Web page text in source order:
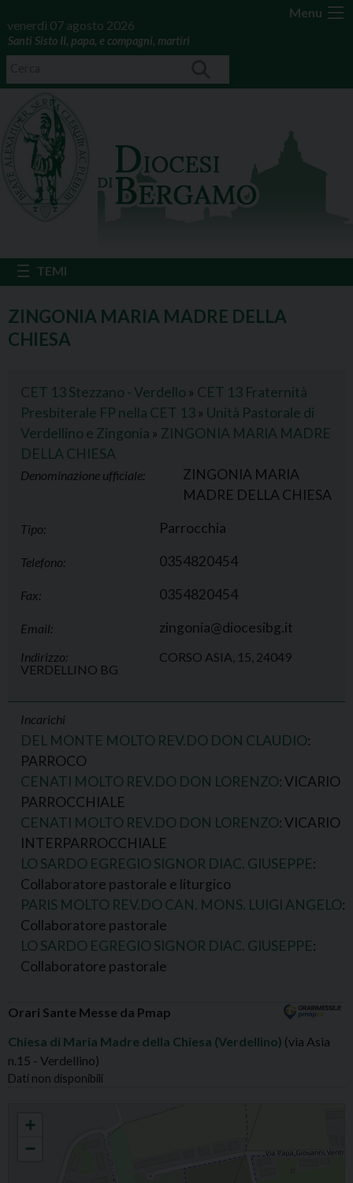
Menu
venerdì 07 agosto 2026
Santi Sisto II, papa, e compagni, martiri
ZINGONIA MARIA MADRE DELLA
CHIESA
CET 13 Stezzano - Verdello » CET 13 Fraternità
Presbiterale FP nella CET 13» Unità Pastorale di
Verdellino e Zingonia » ZINGONIA MARIA MADRE
DELLA CHIESA
Denominazione ufficiale:
ZINGONIA MARIA
MADRE DELLA CHIESA
Tipo: Parrocchia
Telefono: 0354820454
Fax: 0354820454
Email: zingonia@diocesibg.it
Indirizzo:
CORSO ASIA, 15, 24049
VERDELLINO BG
Incarichi
DEL MONTE MOLTO REV.DO DON CLAUDIO:
PARROCO
CENATI MOLTO REV.DO DON LORENZO: VICARIO
PARROCCHIALE
CENATI MOLTO REV.DO DON LORENZO: VICARIO
INTERPARROCCHIALE
LO SARDO EGREGIO SIGNOR DIAC. GIUSEPPE:
Collaboratore pastorale e liturgico
PARIS MOLTO REV.DO CAN. MONS. LUIGI ANGELO:
Collaboratore pastorale
LO SARDO EGREGIO SIGNOR DIAC. GIUSEPPE:
Collaboratore pastorale
Orari Sante Messe da Pmap
Chiesa di Maria Madre della Chiesa (Verdellino) (via Asia
n.15 - Verdellino)
Dati non disponibili
+
−